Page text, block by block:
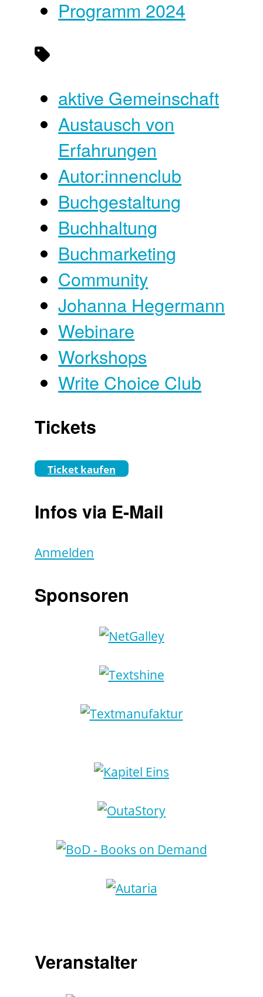
Programm 2024
aktive Gemeinschaft
Austausch von
Erfahrungen
Autor:innenclub
Buchgestaltung
Buchhaltung
Buchmarketing
Community
Johanna Hegermann
Webinare
Workshops
Write Choice Club
Tickets
Ticket kaufen
Infos via E-Mail
Anmelden
Sponsoren
Veranstalter